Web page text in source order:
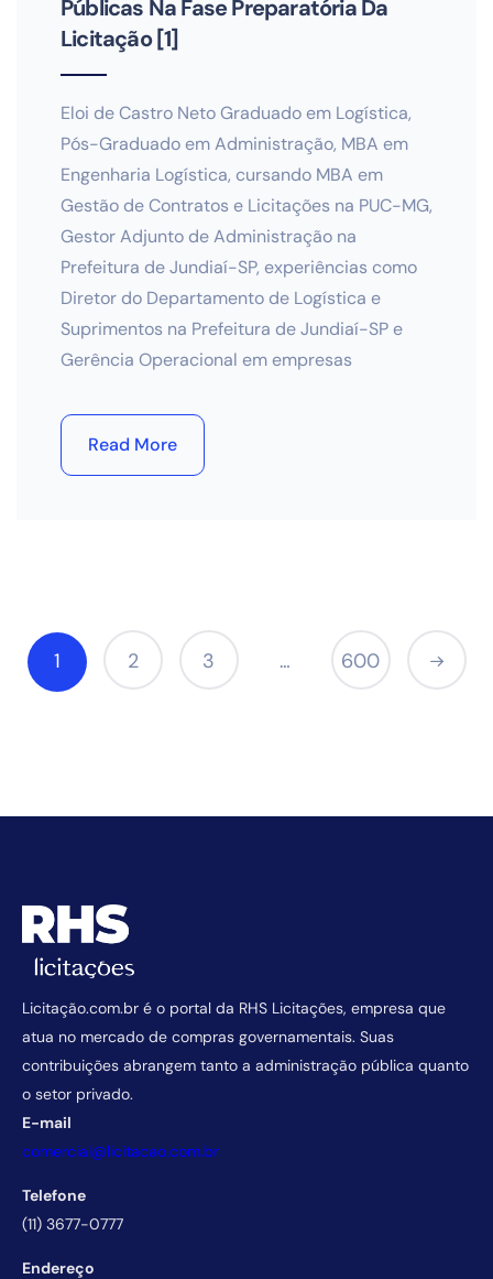
Públicas Na Fase Preparatória Da
Licitação [1]
Eloi de Castro Neto Graduado em Logística,
Pós-Graduado em Administração, MBA em
Engenharia Logística, cursando MBA em
Gestão de Contratos e Licitações na PUC-MG,
Gestor Adjunto de Administração na
Prefeitura de Jundiaí-SP, experiências como
Diretor do Departamento de Logística e
Suprimentos na Prefeitura de Jundiaí-SP e
Gerência Operacional em empresas
Read More
1 2 3 … 600
Licitação.com.br é o portal da RHS Licitações, empresa que
atua no mercado de compras governamentais. Suas
contribuições abrangem tanto a administração pública quanto
o setor privado.
E-mail
comercial@licitacao.com.br
Telefone
(11) 3677-0777
Endereço